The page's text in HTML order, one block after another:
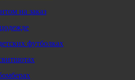
на заказ
футболках